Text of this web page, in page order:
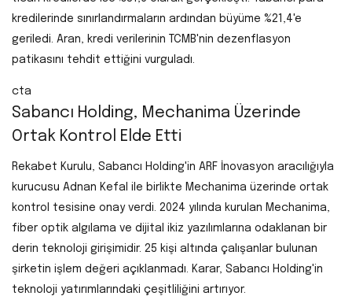
kredilerinde sınırlandırmaların ardından büyüme %21,4'e
geriledi. Aran, kredi verilerinin TCMB'nin dezenflasyon
patikasını tehdit ettiğini vurguladı.
cta
Sabancı Holding, Mechanima Üzerinde
Ortak Kontrol Elde Etti
Rekabet Kurulu, Sabancı Holding'in ARF İnovasyon aracılığıyla
kurucusu Adnan Kefal ile birlikte Mechanima üzerinde ortak
kontrol tesisine onay verdi. 2024 yılında kurulan Mechanima,
fiber optik algılama ve dijital ikiz yazılımlarına odaklanan bir
derin teknoloji girişimidir. 25 kişi altında çalışanlar bulunan
şirketin işlem değeri açıklanmadı. Karar, Sabancı Holding'in
teknoloji yatırımlarındaki çeşitliliğini artırıyor.